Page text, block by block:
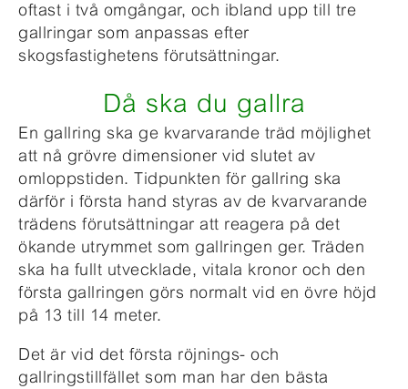
oftast i två omgångar, och ibland upp till tre
gallringar som anpassas efter
skogsfastighetens förutsättningar.
Då ska du gallra
En gallring ska ge kvarvarande träd möjlighet
att nå grövre dimensioner vid slutet av
omloppstiden. Tidpunkten för gallring ska
därför i första hand styras av de kvarvarande
trädens förutsättningar att reagera på det
ökande utrymmet som gallringen ger. Träden
ska ha fullt utvecklade, vitala kronor och den
första gallringen görs normalt vid en övre höjd
på 13 till 14 meter.
Det är vid det första röjnings- och
gallringstillfället som man har den bästa